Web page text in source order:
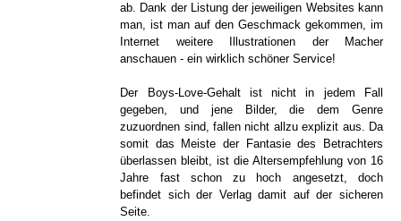
ab. Dank der Listung der jeweiligen Websites kann
man, ist man auf den Geschmack gekommen, im
Internet weitere Illustrationen der Macher
anschauen - ein wirklich schöner Service!
Der Boys-Love-Gehalt ist nicht in jedem Fall
gegeben, und jene Bilder, die dem Genre
zuzuordnen sind, fallen nicht allzu explizit aus. Da
somit das Meiste der Fantasie des Betrachters
überlassen bleibt, ist die Altersempfehlung von 16
Jahre fast schon zu hoch angesetzt, doch
befindet sich der Verlag damit auf der sicheren
Seite.